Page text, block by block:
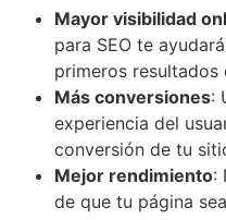
Mayor visibilidad
para SEO te
primeros resultados
Más conversiones:
experiencia del
conversión de tu
Mejor rendimiento:
de que tu página